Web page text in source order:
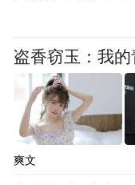
盗香窃玉：我
爽文